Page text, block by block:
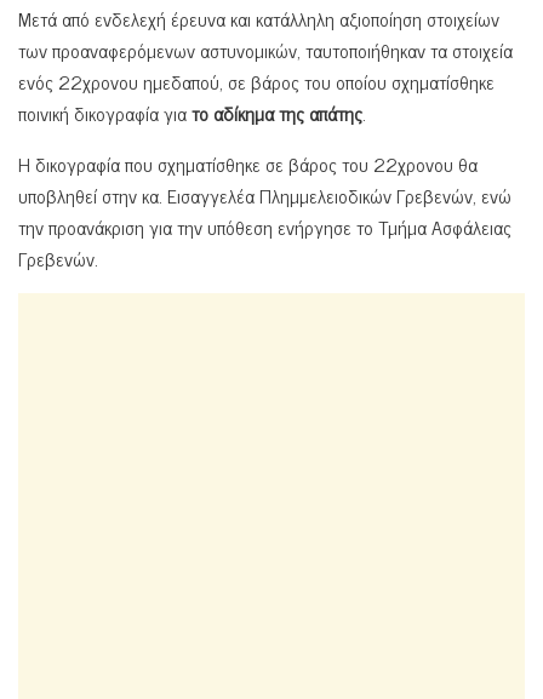
Μετά από ενδελεχή έρευνα και κατάλληλη αξιοποίηση στοιχείων
των προαναφερόμενων αστυνομικών, ταυτοποιήθηκαν τα στοιχεία
ενός 22χρονου ημεδαπού, σε βάρος του οποίου σχηματίσθηκε
ποινική δικογραφία γιατο αδίκημα τηςαπάτης.
Η δικογραφία που σχηματίσθηκε σε βάρος του 22χρονου θα
υποβληθεί στην κα. Εισαγγελέα Πλημμελειοδικών Γρεβενών, ενώ
την προανάκριση για την υπόθεση ενήργησε το Τμήμα Ασφάλειας
Γρεβενών.